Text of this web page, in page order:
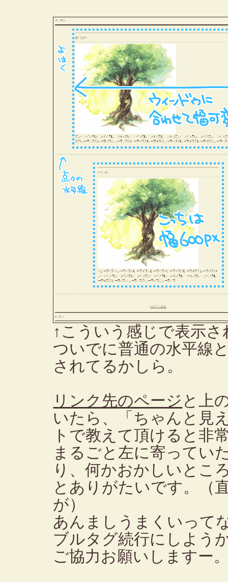
↑こういう感じで表示
ついでに普通の水平線
されてるかしら。
リンク先のページ と上
いたら、「ちゃんと見
トで教えて頂けると非
まるごと左に寄ってい
り、何かおかしいとこ
とありがたいです。（
が）
あんましうまくいって
ブルタグ続行にしよう
ご協力お願いしますー